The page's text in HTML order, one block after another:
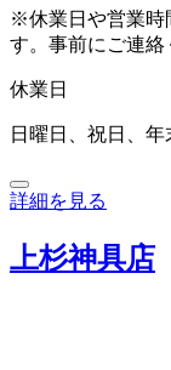
※休業日や営業時
す。事前にご連絡
休業日
日曜日、祝日、
詳細を見る
上杉神具店